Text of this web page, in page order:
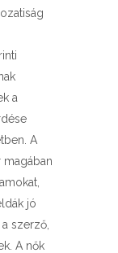
a
A
jó
szerző,
A nők